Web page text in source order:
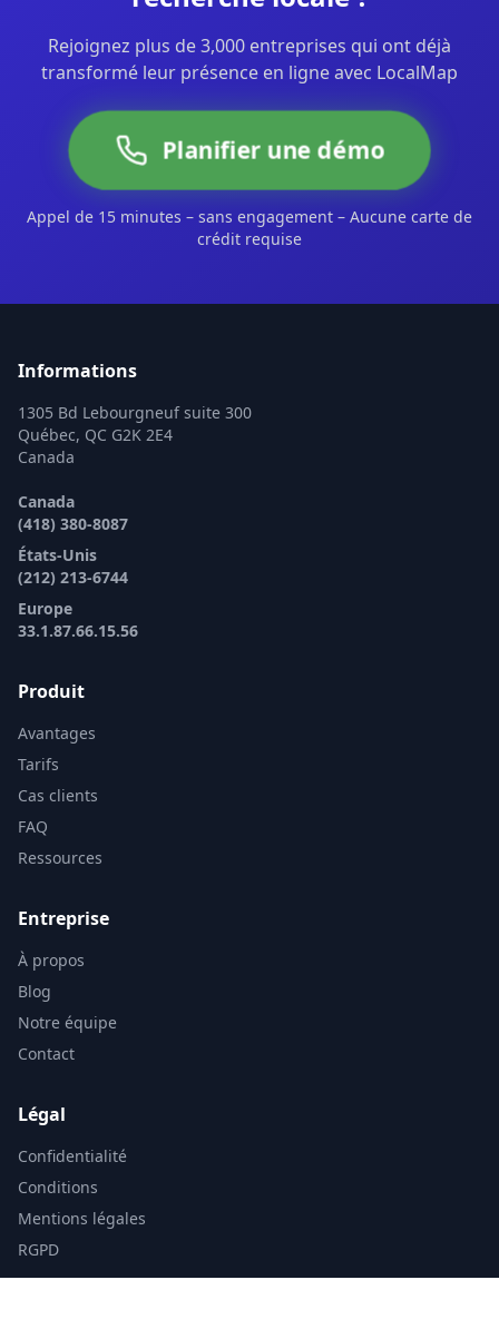
Rejoignez plus de 3,000 entreprises qui ont déjà
transformé leur présence en ligne avec LocalMap
Planifier une démo
Appel de 15 minutes – sans engagement – Aucune carte de
crédit requise
Informations
1305 Bd Lebourgneuf suite 300
Québec, QC G2K 2E4
Canada
Canada
(418) 380-8087
États-Unis
(212) 213-6744
Europe
33.1.87.66.15.56
Produit
Avantages
Tarifs
Cas clients
FAQ
Ressources
Entreprise
À propos
Blog
Notre équipe
Contact
Légal
Confidentialité
Conditions
Mentions légales
RGPD